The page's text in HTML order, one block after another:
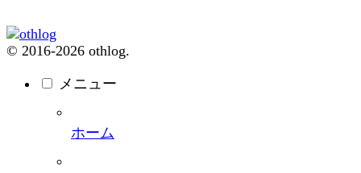
© 2016-2026 othlog.
メニュー
ホーム